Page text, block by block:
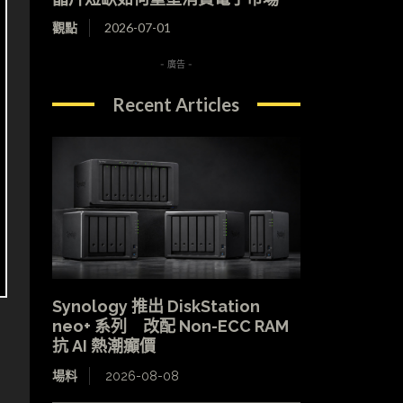
觀點 2026-07-01
- 廣告 -
Recent Articles
Synology 推出 DiskStation
neo+ 系列 改配 Non-ECC RAM
抗 AI 熱潮癲價
場料 2026-08-08